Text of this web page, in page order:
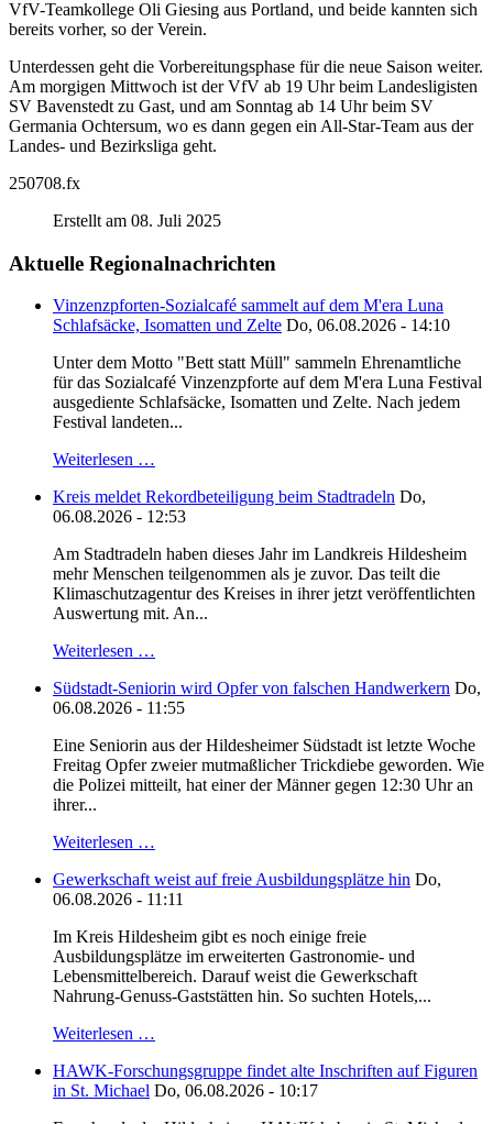
VfV-Teamkollege Oli Giesing aus Portland, und beide kannten sich
bereits vorher, so der Verein.
Unterdessen geht die Vorbereitungsphase für die neue Saison weiter.
Am morgigen Mittwoch ist der VfV ab 19 Uhr beim Landesligisten
SV Bavenstedt zu Gast, und am Sonntag ab 14 Uhr beim SV
Germania Ochtersum, wo es dann gegen ein All-Star-Team aus der
Landes- und Bezirksliga geht.
250708.fx
Erstellt am 08. Juli 2025
Aktuelle Regionalnachrichten
Vinzenzpforten-Sozialcafé sammelt auf dem M'era Luna
Schlafsäcke, Isomatten und Zelte Do, 06.08.2026 - 14:10
Unter dem Motto "Bett statt Müll" sammeln Ehrenamtliche
für das Sozialcafé Vinzenzpforte auf dem M'era Luna Festival
ausgediente Schlafsäcke, Isomatten und Zelte. Nach jedem
Festival landeten...
Weiterlesen …
Kreis meldet Rekordbeteiligung beim Stadtradeln Do,
06.08.2026 - 12:53
Am Stadtradeln haben dieses Jahr im Landkreis Hildesheim
mehr Menschen teilgenommen als je zuvor. Das teilt die
Klimaschutzagentur des Kreises in ihrer jetzt veröffentlichten
Auswertung mit. An...
Weiterlesen …
Südstadt-Seniorin wird Opfer von falschen Handwerkern Do,
06.08.2026 - 11:55
Eine Seniorin aus der Hildesheimer Südstadt ist letzte Woche
Freitag Opfer zweier mutmaßlicher Trickdiebe geworden. Wie
die Polizei mitteilt, hat einer der Männer gegen 12:30 Uhr an
ihrer...
Weiterlesen …
Gewerkschaft weist auf freie Ausbildungsplätze hin Do,
06.08.2026 - 11:11
Im Kreis Hildesheim gibt es noch einige freie
Ausbildungsplätze im erweiterten Gastronomie- und
Lebensmittelbereich. Darauf weist die Gewerkschaft
Nahrung-Genuss-Gaststätten hin. So suchten Hotels,...
Weiterlesen …
HAWK-Forschungsgruppe findet alte Inschriften auf Figuren
in St. Michael Do, 06.08.2026 - 10:17